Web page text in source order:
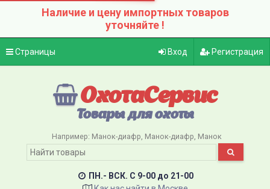
Наличие и цену импортных товаров
уточняйте !
Страницы Вход Регистрация
ОхотаСервис
Товары для охоты
Например: Манок-диафр Манок-диафр Манок
ПН.- ВСК. C 9-00 до 21-00